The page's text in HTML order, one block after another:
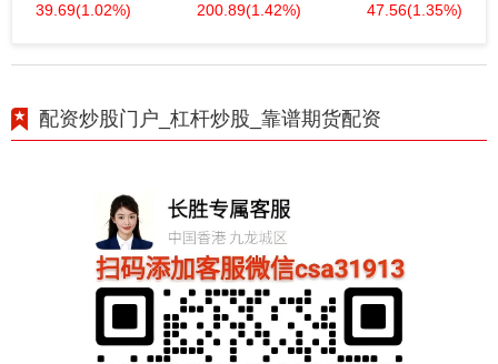
39.69(1.02%) 200.89(1.42%) 47.56(1.35%)
配资炒股门户_杠杆炒股_靠谱期货配资